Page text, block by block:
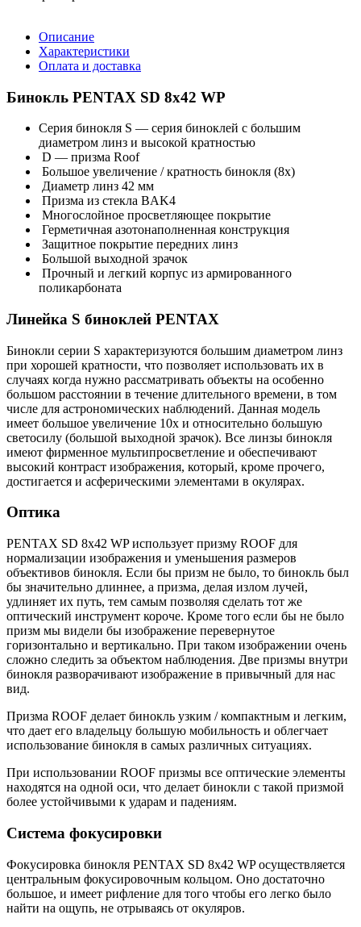
Описание
Характеристики
Оплата и доставка
Бинокль PENTAX SD 8x42 WP
Серия бинокля S — серия биноклей с большим
диаметром линз и высокой кратностью
D — призма Roof
Большое увеличение / кратность бинокля (8х)
Диаметр линз 42 мм
Призма из стекла BAK4
Многослойное просветляющее покрытие
Герметичная азотонаполненная конструкция
Защитное покрытие передних линз
Большой выходной зрачок
Прочный и легкий корпус из армированного
поликарбоната
Линейка S биноклей PENTAX
Бинокли серии S характеризуются большим диаметром линз
при хорошей кратности, что позволяет использовать их в
случаях когда нужно рассматривать объекты на особенно
большом расстоянии в течение длительного времени, в том
числе для астрономических наблюдений. Данная модель
имеет большое увеличение 10х и относительно большую
светосилу (большой выходной зрачок). Все линзы бинокля
имеют фирменное мультипросветление и обеспечивают
высокий контраст изображения, который, кроме прочего,
достигается и асферическими элементами в окулярах.
Оптика
PENTAX SD 8x42 WP использует призму ROOF для
нормализации изображения и уменьшения размеров
объективов бинокля. Если бы призм не было, то бинокль был
бы значительно длиннее, а призма, делая излом лучей,
удлиняет их путь, тем самым позволяя сделать тот же
оптический инструмент короче. Кроме того если бы не было
призм мы видели бы изображение перевернутое
горизонтально и вертикально. При таком изображении очень
сложно следить за объектом наблюдения. Две призмы внутри
бинокля разворачивают изображение в привычный для нас
вид.
Призма ROOF делает бинокль узким / компактным и легким,
что дает его владельцу большую мобильность и облегчает
использование бинокля в самых различных ситуациях.
При использовании ROOF призмы все оптические элементы
находятся на одной оси, что делает бинокли с такой призмой
более устойчивыми к ударам и падениям.
Система фокусировки
Фокусировка бинокля PENTAX SD 8x42 WP осуществляется
центральным фокусировочным кольцом. Оно достаточно
большое, и имеет рифление для того чтобы его легко было
найти на ощупь, не отрываясь от окуляров.